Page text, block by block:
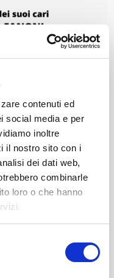
contenuti ed
social media e per
inoltre
il nostro sito con i
dei dati web,
combinarle
loro o che hanno
Necrologi